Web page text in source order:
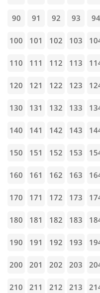
90 91 92 93 94
100 101 102 103
110 111 112 113
120 121 122 123
130 131 132 133
140 141 142 143
150 151 152 153
160 161 162 163
170 171 172 173
180 181 182 183
190 191 192 193
200 201 202 203
210 211 212 213